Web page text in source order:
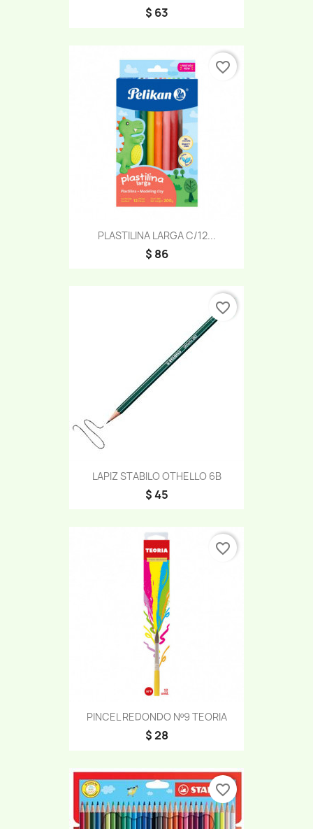
$ 63
PLASTILINA LARGA C/12...
$ 86
favorite_border
LAPIZ STABILO OTHELLO 6B
$ 45
favorite_border
PINCEL REDONDO Nº9 TEORIA
$ 28
favorite_border
favorite_border